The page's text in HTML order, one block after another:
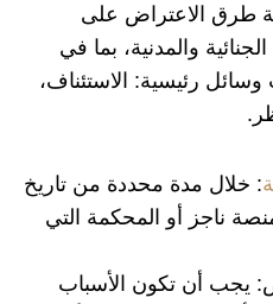
طرق الاعتراض على
والمدنية، بما في
وسائل رئيسية: الاستئناف،
: خلال مدة محددة من تاريخ
ناجز أو المحكمة التي
يجب أن تكون الأسباب